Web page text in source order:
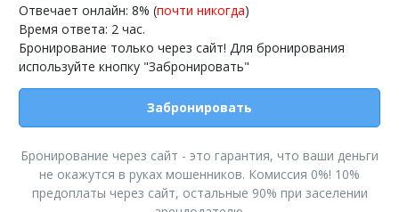
Отвечает онлайн: 8% (почти никогда)
Время ответа: 2 час.
Бронирование только через сайт! Для бронирования
используйте кнопку "Забронировать"
Забронировать
Бронирование через сайт - это гарантия, что ваши деньги
не окажутся в руках мошенников. Комиссия 0%! 10%
предоплаты через сайт, остальные 90% при заселении